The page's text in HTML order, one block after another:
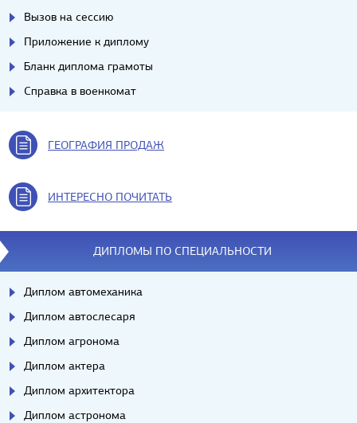
Вызов на сессию
Приложение к диплому
Бланк диплома грамоты
Справка в военкомат
ГЕОГРАФИЯ ПРОДАЖ
ИНТЕРЕСНО ПОЧИТАТЬ
ДИПЛОМЫ ПО СПЕЦИАЛЬНОСТИ
Диплом автомеханика
Диплом автослесаря
Диплом агронома
Диплом актера
Диплом архитектора
Диплом астронома